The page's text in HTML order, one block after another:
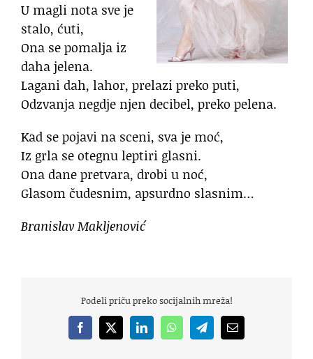
U magli nota sve je
stalo, ćuti,
Ona se pomalja iz
daha jelena.
Lagani dah, lahor, prelazi preko puti,
Odzvanja negdje njen decibel, preko pelena.
Kad se pojavi na sceni, sva je moć,
Iz grla se otegnu leptiri glasni.
Ona dane pretvara, drobi u noć,
Glasom čudesnim, apsurdno slasnim…
Branislav Makljenović
Podeli priču preko socijalnih mreža!
Facebook
X LinkedInWhatsAppTelegramEmail